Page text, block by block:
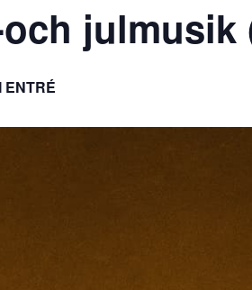
julmusik
ENTRÉ